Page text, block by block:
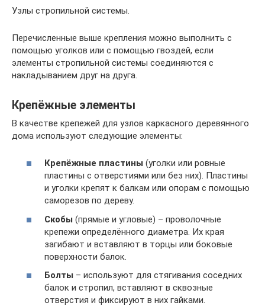
Узлы стропильной системы.
Перечисленные выше крепления можно выполнить с
помощью уголков или с помощью гвоздей, если
элементы стропильной системы соединяются с
накладыванием друг на друга.
Крепёжные элементы
В качестве крепежей для узлов каркасного деревянного
дома используют следующие элементы:
Крепёжные пластины (уголки или ровные
пластины с отверстиями или без них). Пластины
и уголки крепят к балкам или опорам с помощью
саморезов по дереву.
Скобы (прямые и угловые) – проволочные
крепежи определённого диаметра. Их края
загибают и вставляют в торцы или боковые
поверхности балок.
Болты – используют для стягивания соседних
балок и стропил, вставляют в сквозные
отверстия и фиксируют в них гайками.